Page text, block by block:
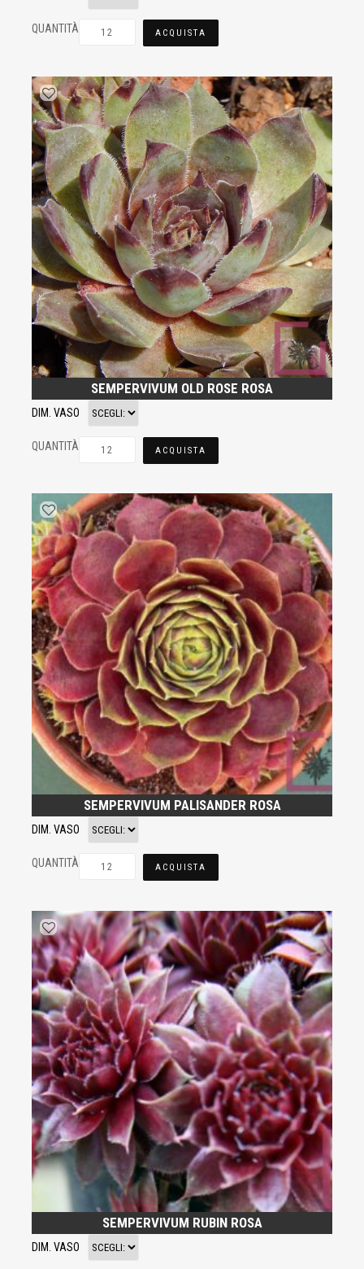
QUANTITÀ ACQUISTA
SEMPERVIVUM OLD ROSE ROSA
DIM. VASO
QUANTITÀ ACQUISTA
SEMPERVIVUM PALISANDER ROSA
DIM. VASO
QUANTITÀ ACQUISTA
SEMPERVIVUM RUBIN ROSA
DIM. VASO